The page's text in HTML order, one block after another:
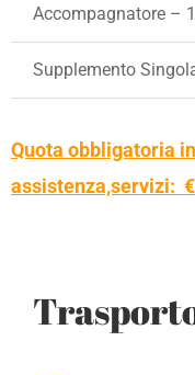
Accompagnatore –
Supplemento
Quota obbligatoria
assistenza,servizi: